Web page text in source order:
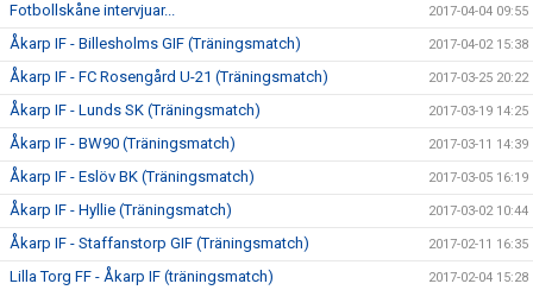
Fotbollskåne intervjuar... 2017-04-04 09:55
Åkarp IF - Billesholms GIF (Träningsmatch) 2017-04-02 15:38
Åkarp IF - FC Rosengård U-21 (Träningsmatch) 2017-03-25 20:22
Åkarp IF - Lunds SK (Träningsmatch) 2017-03-19 14:25
Åkarp IF - BW90 (Träningsmatch) 2017-03-11 14:39
Åkarp IF - Eslöv BK (Träningsmatch) 2017-03-05 16:19
Åkarp IF - Hyllie (Träningsmatch) 2017-03-02 10:44
Åkarp IF - Staffanstorp GIF (Träningsmatch) 2017-02-11 16:35
Lilla Torg FF - Åkarp IF (träningsmatch) 2017-02-04 15:28